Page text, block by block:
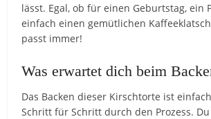
lässt. Egal, ob für einen Geburtstag, ein
einfach einen gemütlichen
passt immer!
Was erwartet dich beim
Das Backen dieser Kirschtorte ist
Schritt für Schritt durch den Prozess.